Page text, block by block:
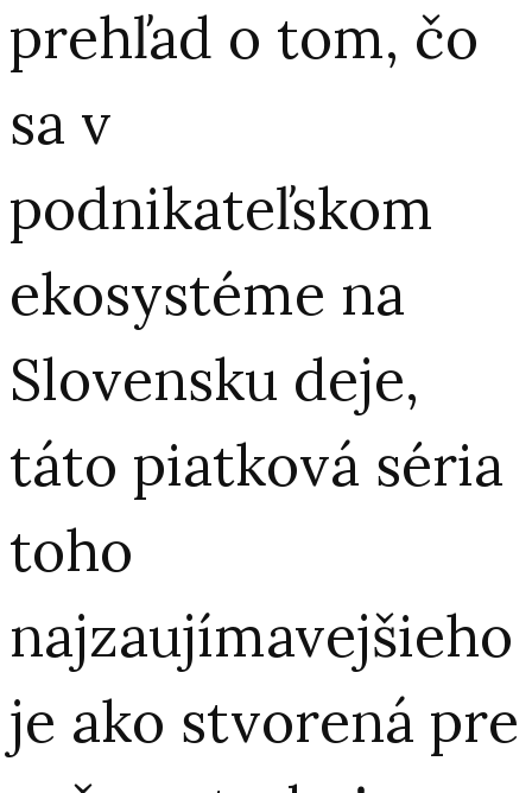
prehľad o tom, čo
sa v
podnikateľskom
ekosystéme na
Slovensku deje,
táto piatková séria
toho
najzaujímavejšieho
je ako stvorená pre